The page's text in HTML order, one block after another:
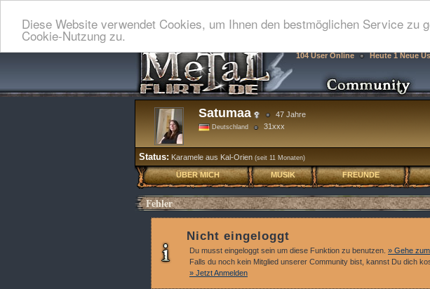
Diese Website verwendet Cookies, um Ihnen den bestmöglichen Service
Cookie-Nutzung zu.
104 User Online Heute 1 Neue
Satumaa 47 Jahre
Deutschland 31xxx
Status: Karamele aus Kal-Orien (seit 11 Monaten)
ÜBER MICH MUSIK FREUNDE
Fehler
Nicht eingeloggt
Du musst eingeloggt sein um diese Funktion zu benutzen. » Gehe
Falls du noch kein Mitglied unserer Community bist, kannst Du dich
» Jetzt Anmelden